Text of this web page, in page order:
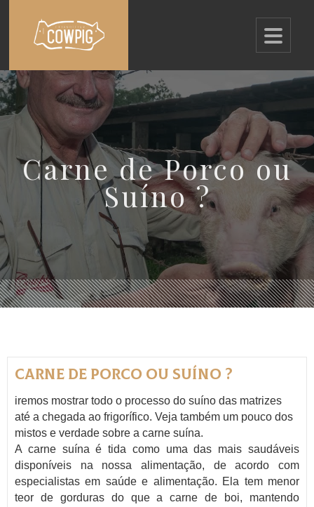
Carne de Porco ou
Suíno ?
Carne de Porco ou Suíno ?
iremos mostrar todo o processo do suíno das matrizes
até a chegada ao frigorífico. Veja também um pouco dos
mistos e verdade sobre a carne suína.
A carne suína é tida como uma das mais saudáveis
disponíveis na nossa alimentação, de acordo com
especialistas em saúde e alimentação. Ela tem menor
teor de gorduras do que a carne de boi, mantendo